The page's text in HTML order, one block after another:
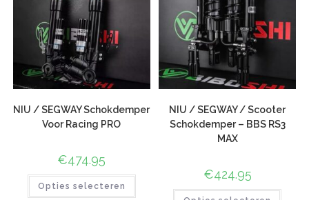
NIU / SEGWAY Schokdemper
Voor Racing PRO
€474.95
Opties selecteren
NIU / SEGWAY / Scooter
Schokdemper – BBS RS3
MAX
€424.95